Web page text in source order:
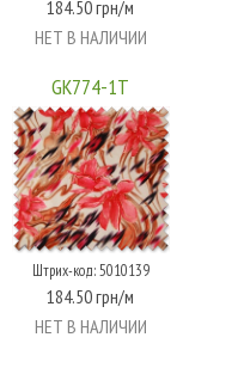
184.50 грн/м
НЕТ В НАЛИЧИИ
GK774-1T
Штрих-код: 5010139
184.50 грн/м
НЕТ В НАЛИЧИИ